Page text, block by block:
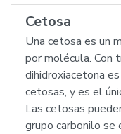
Cetosa
Una cetosa es un
por molécula. Con
dihidroxiacetona
cetosas, y es el
Las cetosas
grupo carbonilo se